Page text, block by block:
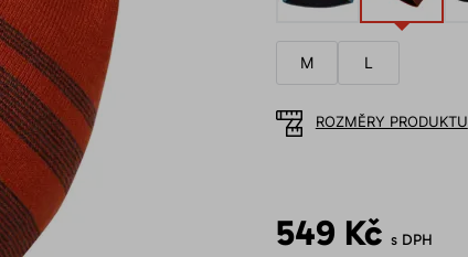
M L
ROZMĚRY PRODUKTU
549 Kč s DPH